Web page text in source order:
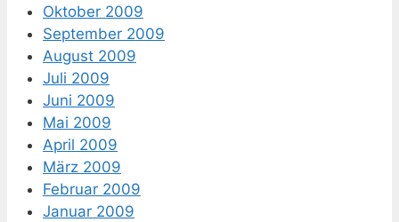
Oktober 2009
September 2009
August 2009
Juli 2009
Juni 2009
Mai 2009
April 2009
März 2009
Februar 2009
Januar 2009